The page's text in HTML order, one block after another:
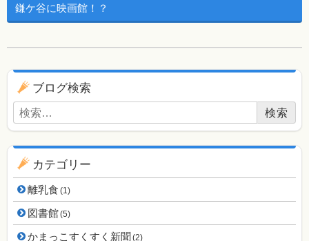
鎌ケ谷に映画館！？
ブログ用ナビゲーション
ブログ検索
検索:
カテゴリー
離乳食 (1)
図書館(5)
かまっこすくすく新聞 (2)